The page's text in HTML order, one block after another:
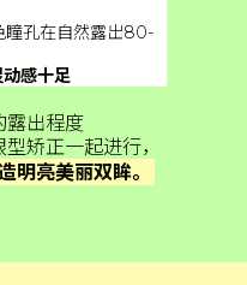
瞳孔在自然露出80-
感十足
露出程度
矫正一起进行，
明亮美丽双眸。